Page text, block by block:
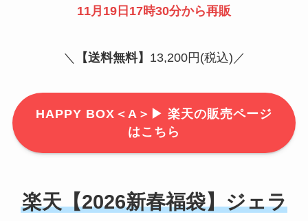
11月19日17時30分から再販
＼ 【送料無料】 13,200円(税込)／
HAPPY BOX＜A＞ ▶ 楽天の販売ページ
はこちら
楽天【2026新春福袋】ジェラ